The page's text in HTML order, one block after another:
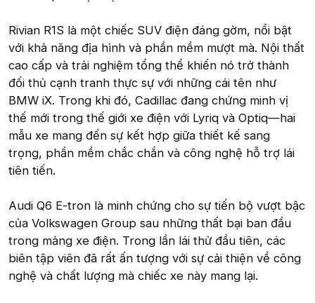
Rivian R1S là một chiếc SUV điện đáng gờm, nổi bật
với khả năng địa hình và phần mềm mượt mà. Nội thất
cao cấp và trải nghiệm tổng thể khiến nó trở thành
đối thủ cạnh tranh thực sự với những cái tên như
BMW iX. Trong khi đó, Cadillac đang chứng minh vị
thế mới trong thế giới xe điện với Lyriq và Optiq—hai
mẫu xe mang đến sự kết hợp giữa thiết kế sang
trọng, phần mềm chắc chắn và công nghệ hỗ trợ lái
tiên tiến.
Audi Q6 E-tron là minh chứng cho sự tiến bộ vượt bậc
của Volkswagen Group sau những thất bại ban đầu
trong mảng xe điện. Trong lần lái thử đầu tiên, các
biên tập viên đã rất ấn tượng với sự cải thiện về công
nghệ và chất lượng mà chiếc xe này mang lại.